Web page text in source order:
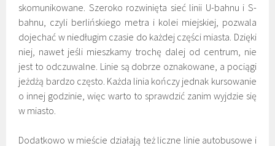
skomunikowane. Szeroko rozwinięta sieć linii U-bahnu i S-
bahnu, czyli berlińskiego metra i kolei miejskiej, pozwala
dojechać w niedługim czasie do każdej części miasta. Dzięki
niej, nawet jeśli mieszkamy trochę dalej od centrum, nie
jest to odczuwalne. Linie są dobrze oznakowane, a pociągi
jeżdżą bardzo często. Każda linia kończy jednak kursowanie
o innej godzinie, więc warto to sprawdzić zanim wyjdzie się
w miasto.
Dodatkowo w mieście działają też liczne linie autobusowe i